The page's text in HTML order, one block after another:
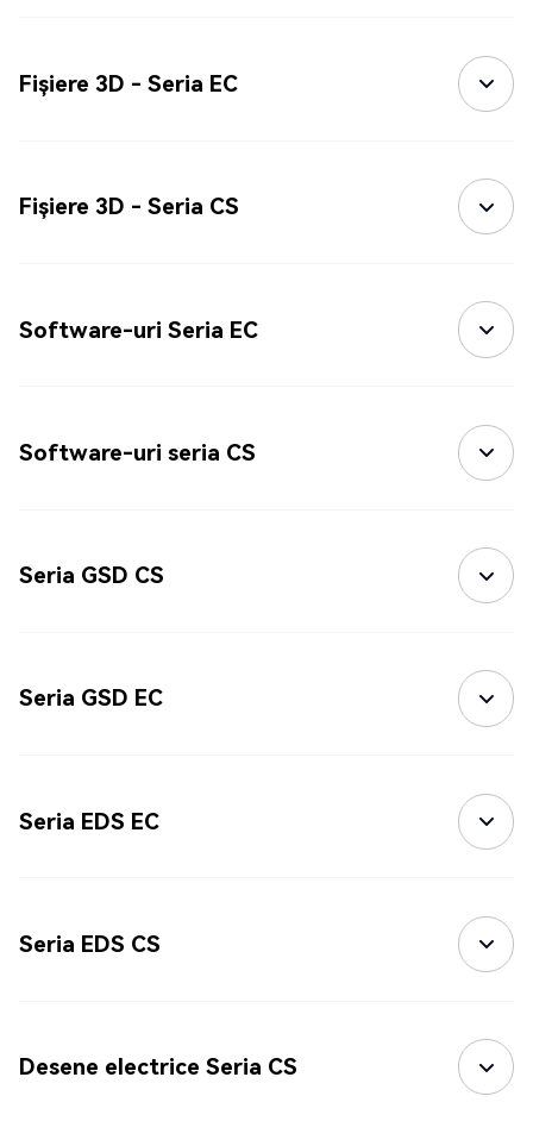
Fișiere 3D - Seria EC
Fișiere 3D - Seria CS
Software-uri Seria EC
Software-uri seria CS
Seria GSD CS
Seria GSD EC
Seria EDS EC
Seria EDS CS
Desene electrice Seria CS